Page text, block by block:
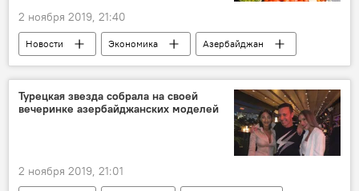
2 ноября 2019, 21:40
Новости Экономика
Азербайджан
Россия
Турецкая звезда собрала на своей
вечеринке азербайджанских моделей
2 ноября 2019, 21:01